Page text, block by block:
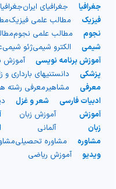
جغرافیا
جغرافیای ایران
فیزیک
مطالب علمی فیزیک
نجوم
مطالب علمی نجوم
شیمی
الکترو شیمیژئو شیمی
آموزش برنامه نویسی
آموزش
پزشکی
دانستنیهای بارداری و
معرفی
مشاهیرمعرفی رشته
ادبیات فارسی
شعر و غزل
آموزش
زبان
آموزش زبان
آلمانی
مشاوره
مشاوره تحصیلی
ویدیو
آموزش ریاضی